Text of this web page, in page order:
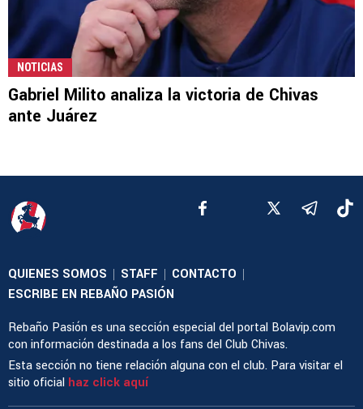
NOTICIAS
Gabriel Milito analiza la victoria de Chivas
ante Juárez
QUIENES SOMOS | STAFF | CONTACTO |
ESCRIBE EN REBAÑO PASIÓN
Rebaño Pasión es una sección especial del portal Bolavip.com
con información destinada a los fans del Club Chivas.
Esta sección no tiene relación alguna con el club. Para visitar el
sitio oficial haz click aquí